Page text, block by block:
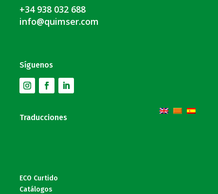
+34 938 032 688
info@quimser.com
Síguenos
Traducciones
ECO Curtido
Catálogos